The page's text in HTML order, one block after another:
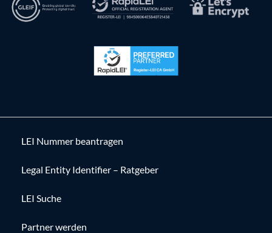
LEI Nummer beantragen
Legal Entity Identifier – Ratgeber
LEI Suche
Partner werden